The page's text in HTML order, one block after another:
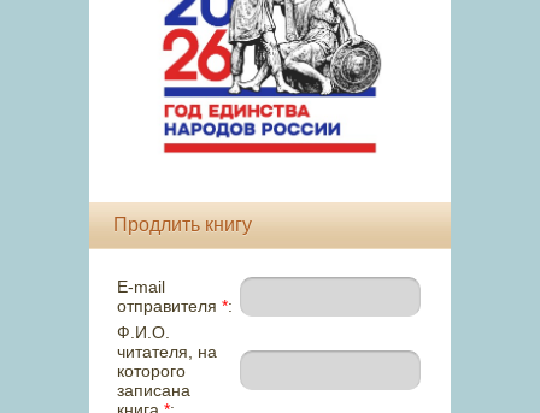
Продлить книгу
E-mail
отправителя *:
Ф.И.О.
читателя, на
которого
записана